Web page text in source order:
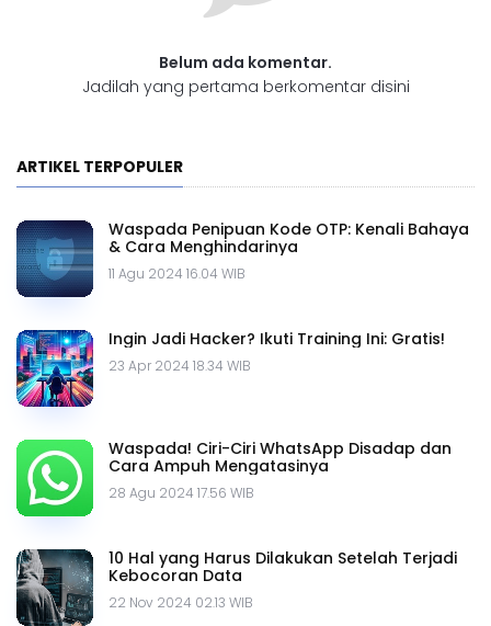
Belum ada komentar.
Jadilah yang pertama berkomentar disini
ARTIKEL TERPOPULER
Waspada Penipuan Kode OTP: Kenali Bahaya
& Cara Menghindarinya
11 Agu 2024 16.04 WIB
Ingin Jadi Hacker? Ikuti Training Ini: Gratis!
23 Apr 2024 18.34 WIB
Waspada! Ciri-Ciri WhatsApp Disadap dan
Cara Ampuh Mengatasinya
28 Agu 2024 17.56 WIB
10 Hal yang Harus Dilakukan Setelah Terjadi
Kebocoran Data
22 Nov 2024 02.13 WIB